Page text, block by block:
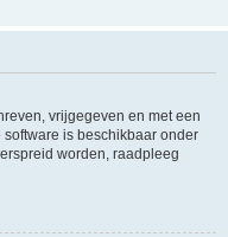
vrijgegeven en met een
software is beschikbaar onder
worden, raadpleeg